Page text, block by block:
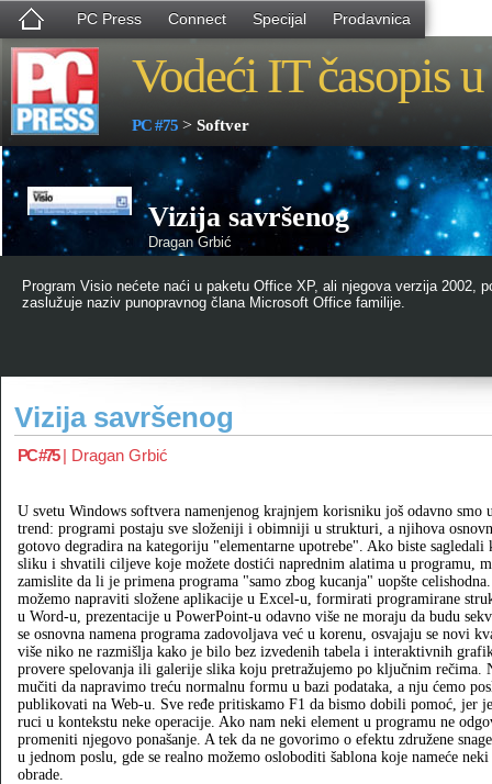
PC Press Connect Specijal Prodavnica
Vodeći IT časopis
PC #75 > Softver
Vizija savršenog
Dragan Grbić
Program Visio nećete naći u paketu Office XP, ali njegova verzija 2002,
zaslužuje naziv punopravnog člana Microsoft Office familije.
Vizija savršenog
PC #75| Dragan Grbić
U svetu Windows softvera namenjenog krajnjem korisniku još odavno smo
trend: programi postaju sve složeniji i obimniji u strukturi, a njihova
gotovo degradira na kategoriju "elementarne upotrebe". Ako biste sagledali
sliku i shvatili ciljeve koje možete dostići naprednim alatima u programu,
zamislite da li je primena programa "samo zbog kucanja" uopšte celishodna.
možemo napraviti složene aplikacije u Excel-u, formirati programirane
u Word-u, prezentacije u PowerPoint-u odavno više ne moraju da budu
se osnovna namena programa zadovoljava već u korenu, osvajaju se novi
više niko ne razmišlja kako je bilo bez izvedenih tabela i interaktivnih
provere spelovanja ili galerije slika koju pretražujemo po ključnim rečima.
mučiti da napravimo treću normalnu formu u bazi podataka, a nju ćemo
publikovati na Web-u. Sve ređe pritiskamo F1 da bismo dobili pomoć, jer
ruci u kontekstu neke operacije. Ako nam neki element u programu ne
promeniti njegovo ponašanje. A tek da ne govorimo o efektu združene
u jednom poslu, gde se realno možemo osloboditi šablona koje nameće
obrade.